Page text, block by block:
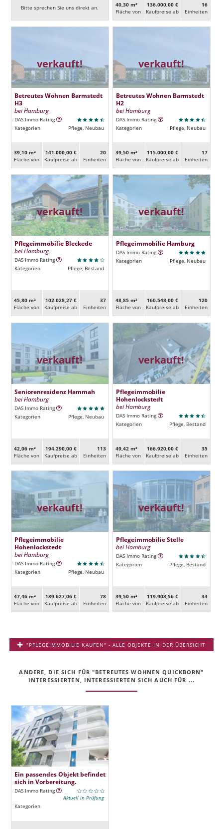
Bitte sprechen Sie uns direkt an.
40,30 m²
Fläche von
136.000,00 €
Kaufpreise ab
16
Ein­heiten
verkauft!
Betreutes Wohnen Barmstedt
H3
bei Hamburg
DAS Immo Rating
Kategorien
Pflege, Neubau
39,10 m²
Fläche von
141.000,00 €
Kaufpreise ab
20
Ein­heiten
verkauft!
Betreutes Wohnen Barmstedt
H2
bei Hamburg
DAS Immo Rating
Kategorien
Pflege, Neubau
39,50 m²
Fläche von
115.000,00 €
Kaufpreise ab
17
Ein­heiten
verkauft!
Pflegeimmobilie Bleckede
bei Hamburg
DAS Immo Rating
Kategorien
Pflege, Bestand
45,80 m²
Fläche von
102.028,27 €
Kaufpreise ab
37
Ein­heiten
verkauft!
Pflegeimmobilie Hamburg
DAS Immo Rating
Kategorien
Pflege, Neubau
48,85 m²
Fläche von
160.548,00 €
Kaufpreise ab
120
Ein­heiten
verkauft!
Seniorenresidenz Hammah
bei Hamburg
DAS Immo Rating
Kategorien
Pflege, Neubau
42,06 m²
Fläche von
194.290,00 €
Kaufpreise ab
113
Ein­heiten
verkauft!
Pflegeimmobilie
Hohenlockstedt
bei Hamburg
DAS Immo Rating
Kategorien
Pflege, Bestand
49,42 m²
Fläche von
166.920,00 €
Kaufpreise ab
35
Ein­heiten
verkauft!
Pflegeimmobilie
Hohenlockstedt
bei Hamburg
DAS Immo Rating
Kategorien
Pflege, Neubau
47,46 m²
Fläche von
189.627,06 €
Kaufpreise ab
78
Ein­heiten
verkauft!
Pflegeimmobilie Stelle
bei Hamburg
DAS Immo Rating
Kategorien
Pflege, Bestand
39,50 m²
Fläche von
119.908,56 €
Kaufpreise ab
34
Ein­heiten
"PFLEGEIMMOBILIE KAUFEN" - ALLE OBJEKTE IN DER ÜBERSICHT
ANDERE, DIE SICH FÜR "BETREUTES WOHNEN QUICKBORN"
INTERESSIERTEN, INTERESSIERTEN SICH AUCH FÜR ...
Ein passendes Objekt befindet
sich in Vorbereitung.
DAS Immo Rating
Aktuell in Prüfung
Kategorien